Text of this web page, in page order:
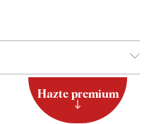
Hazte premium